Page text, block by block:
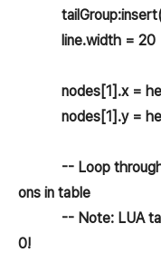
line.width = 20
nodes[1].x =
nodes[1].y =
-- Loop through
ons in table
-- Note: LUA
0!